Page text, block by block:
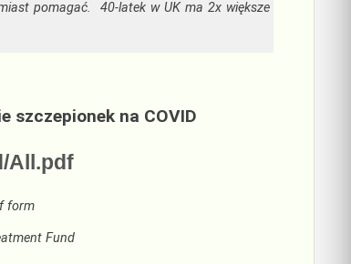
pomagać. 40-latek w UK ma 2x większe
szczepionek na COVID
All.pdf
form
Fund